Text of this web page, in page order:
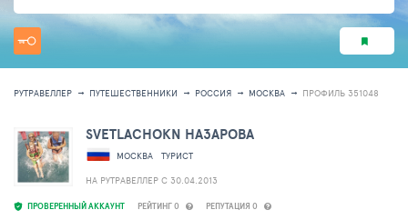
РУТРАВЕЛЛЕР ПУТЕШЕСТВЕННИКИ РОССИЯ МОСКВА ПРОФИЛЬ 351048
ПРОВЕРЕННЫЙ АККАУНТ РЕЙТИНГ 0 РЕПУТАЦИЯ 0
SVETLACHOKN НАЗАРОВА
МОСКВА
ТУРИСТ
НА РУТРАВЕЛЛЕР C 30.04.2013